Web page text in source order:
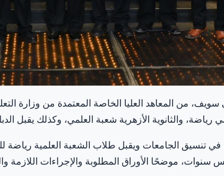
رياضة، والثانوية الأزهرية شعبة العلمي، وكذلك يقبل
تنسيق الجامعات ويقبل طلاب الشعبة العلمية رياضة
سنوات، موضحًا الأوراق المطلوبة والإجراءات اللازمة